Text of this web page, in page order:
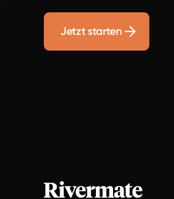
Jetzt starten